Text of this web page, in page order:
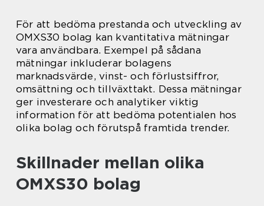
För att bedöma prestanda och utveckling av
OMXS30 bolag kan kvantitativa mätningar
vara användbara. Exempel på sådana
mätningar inkluderar bolagens
marknadsvärde, vinst- och förlustsiffror,
omsättning och tillväxttakt. Dessa mätningar
ger investerare och analytiker viktig
information för att bedöma potentialen hos
olika bolag och förutspå framtida trender.
Skillnader mellan olika
OMXS30 bolag